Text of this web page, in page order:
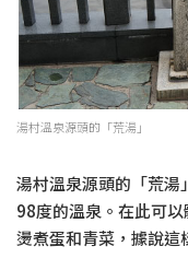
湯村溫泉源頭的「荒湯」
湯村溫泉源頭的「荒
98度的溫泉。在此可
燙煮蛋和青菜，據說這